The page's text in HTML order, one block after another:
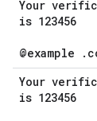
Your
is 123456
@example .
Your
is 123456